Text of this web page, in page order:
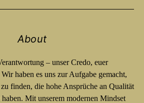
About
– unser Credo, euer
haben es uns zur Aufgabe gemacht,
finden, die hohe Ansprüche an Qualität
Mit unserem modernen Mindset